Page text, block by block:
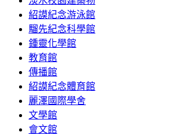
紹謨紀念游泳館
騮先紀念科學館
鍾靈化學館
教育館
傳播館
紹謨紀念體育館
麗澤國際學舍
文學館
會文館